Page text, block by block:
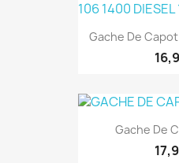
Gache De Capot
Gache De